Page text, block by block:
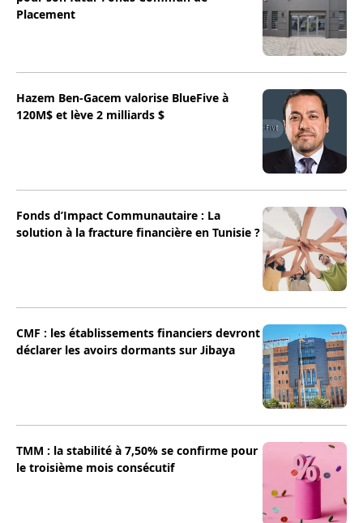
Placement
Hazem Ben-Gacem valorise BlueFive à
120M$ et lève 2 milliards $
Fonds d’Impact Communautaire : La
solution à la fracture financière en Tunisie ?
CMF : les établissements financiers devront
déclarer les avoirs dormants sur Jibaya
TMM : la stabilité à 7,50% se confirme pour
le troisième mois consécutif